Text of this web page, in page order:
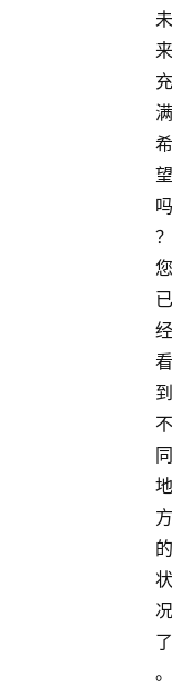
未
来
充
满
希
望
吗
？
您
已
经
看
到
不
同
地
方
的
状
况
了
。